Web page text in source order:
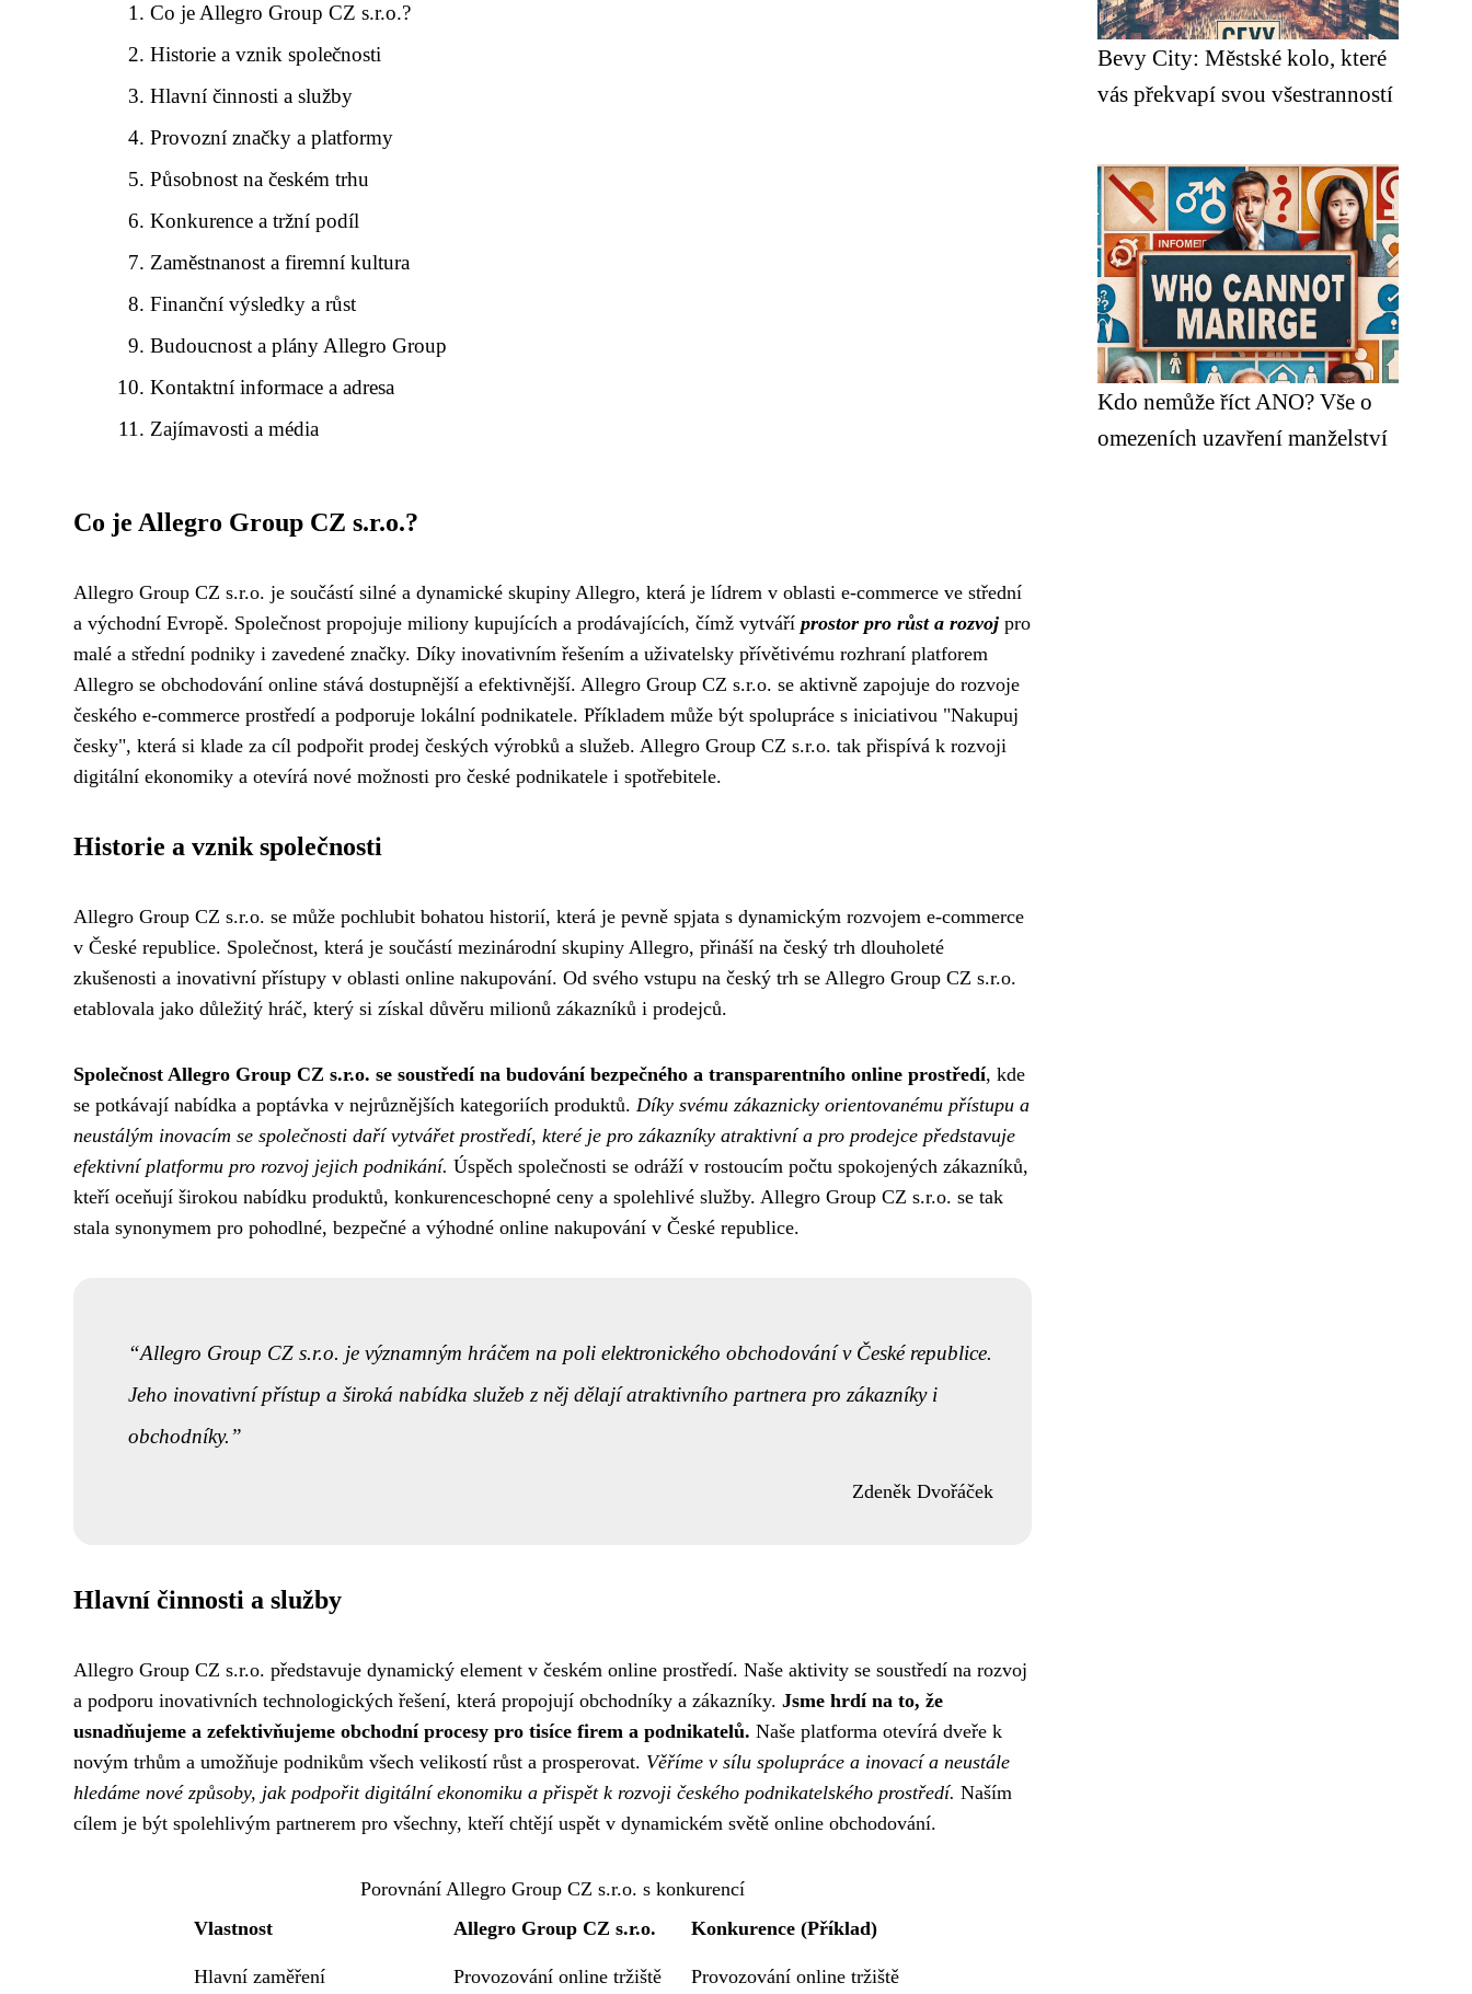
Co je Allegro Group CZ s.r.o.?
Historie a vznik společnosti
Hlavní činnosti a služby
Provozní značky a platformy
Působnost na českém trhu
Konkurence a tržní podíl
Zaměstnanost a firemní kultura
Finanční výsledky a růst
Budoucnost a plány Allegro Group
Kontaktní informace a adresa
Zajímavosti a média
Co je Allegro Group CZ s.r.o.?
Allegro Group CZ s.r.o. je součástí silné a dynamické skupiny Allegro, která je lídrem v oblasti e-commerce ve střední
a východní Evropě. Společnost propojuje miliony kupujících a prodávajících, čímž vytváří prostor pro růst a rozvoj pro
malé a střední podniky i zavedené značky. Díky inovativním řešením a uživatelsky přívětivému rozhraní platforem
Allegro se obchodování online stává dostupnější a efektivnější. Allegro Group CZ s.r.o. se aktivně zapojuje do rozvoje
českého e-commerce prostředí a podporuje lokální podnikatele. Příkladem může být spolupráce s iniciativou "Nakupuj
česky", která si klade za cíl podpořit prodej českých výrobků a služeb. Allegro Group CZ s.r.o. tak přispívá k rozvoji
digitální ekonomiky a otevírá nové možnosti pro české podnikatele i spotřebitele.
Historie a vznik společnosti
Allegro Group CZ s.r.o. se může pochlubit bohatou historií, která je pevně spjata s dynamickým rozvojem e-commerce
v České republice. Společnost, která je součástí mezinárodní skupiny Allegro, přináší na český trh dlouholeté
zkušenosti a inovativní přístupy v oblasti online nakupování. Od svého vstupu na český trh se Allegro Group CZ s.r.o.
etablovala jako důležitý hráč, který si získal důvěru milionů zákazníků i prodejců.
Společnost Allegro Group CZ s.r.o. se soustředí na budování bezpečného a transparentního online prostředí, kde
se potkávají nabídka a poptávka v nejrůznějších kategoriích produktů. Díky svému zákaznicky orientovanému přístupu a
neustálým inovacím se společnosti daří vytvářet prostředí, které je pro zákazníky atraktivní a pro prodejce představuje
efektivní platformu pro rozvoj jejich podnikání. Úspěch společnosti se odráží v rostoucím počtu spokojených zákazníků,
kteří oceňují širokou nabídku produktů, konkurenceschopné ceny a spolehlivé služby. Allegro Group CZ s.r.o. se tak
stala synonymem pro pohodlné, bezpečné a výhodné online nakupování v České republice.
Allegro Group CZ s.r.o. je významným hráčem na poli elektronického obchodování v České republice.
Jeho inovativní přístup a široká nabídka služeb z něj dělají atraktivního partnera pro zákazníky i
obchodníky.
Zdeněk Dvořáček
Hlavní činnosti a služby
Allegro Group CZ s.r.o. představuje dynamický element v českém online prostředí. Naše aktivity se soustředí na rozvoj
a podporu inovativních technologických řešení, která propojují obchodníky a zákazníky. Jsme hrdí na to, že
usnadňujeme a zefektivňujeme obchodní procesy pro tisíce firem a podnikatelů. Naše platforma otevírá dveře k
novým trhům a umožňuje podnikům všech velikostí růst a prosperovat. Věříme v sílu spolupráce a inovací a neustále
hledáme nové způsoby, jak podpořit digitální ekonomiku a přispět k rozvoji českého podnikatelského prostředí. Naším
cílem je být spolehlivým partnerem pro všechny, kteří chtějí uspět v dynamickém světě online obchodování.
Porovnání Allegro Group CZ s.r.o. s konkurencí
Vlastnost
Allegro Group CZ s.r.o. Konkurence (Příklad)
Hlavní zaměření Provozování online tržiště Provozování online tržiště
Bevy City: Městské kolo, které
vás překvapí svou všestranností
Kdo nemůže říct ANO? Vše o
omezeních uzavření manželství